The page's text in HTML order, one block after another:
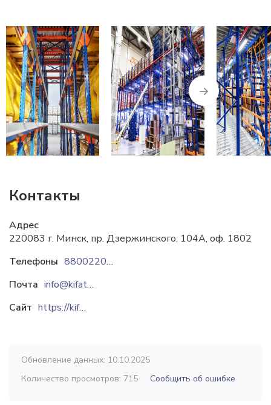
Next
Контакты
Адрес
220083 г. Минск, пр. Дзержинского, 104А, оф. 1802
Телефоны
88002202021
Почта
info@kifato.by
Сайт
https://kifato.by
Обновление данных: 10.10.2025
Количество просмотров: 715
Сообщить об ошибке